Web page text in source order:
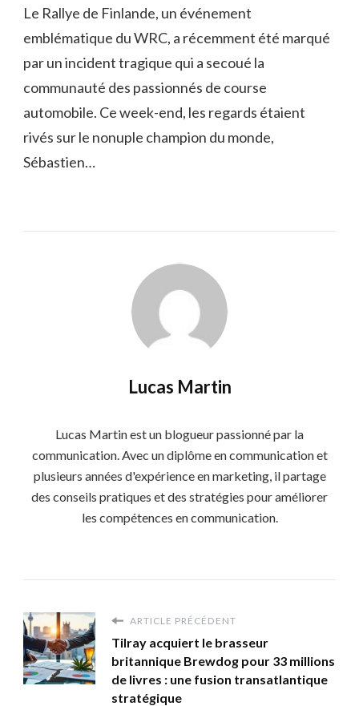
Le Rallye de Finlande, un événement
emblématique du WRC, a récemment été marqué
par un incident tragique qui a secoué la
communauté des passionnés de course
automobile. Ce week-end, les regards étaient
rivés sur le nonuple champion du monde,
Sébastien…
Lucas Martin
Lucas Martin est un blogueur passionné par la
communication. Avec un diplôme en communication et
plusieurs années d'expérience en marketing, il partage
des conseils pratiques et des stratégies pour améliorer
les compétences en communication.
ARTICLE PRÉCÉDENT
Tilray acquiert le brasseur
britannique Brewdog pour 33 millions
de livres : une fusion transatlantique
stratégique